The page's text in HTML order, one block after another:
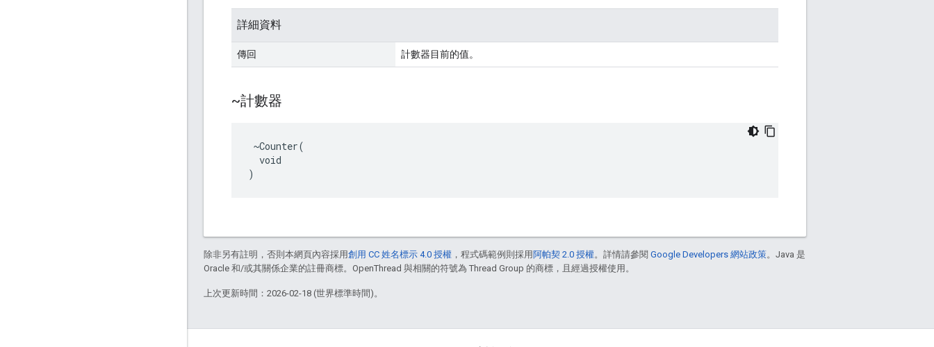
詳細資料
傳回 計數器目前的值。
~計數器
~Counter(
  void
)
除非另有註明，否則本網頁內容採用創用 CC 姓名標示 4.0 授權 ，程式碼範例則採用 阿帕契 2.0 授權。詳情請參閱 Google Developers 網站政策。Java 是
Oracle 和/或其關係企業的註冊商標。OpenThread 與相關的符號為 Thread Group 的商標，且經過授權使用。
上次更新時間：2026-02-18 (世界標準時間)。